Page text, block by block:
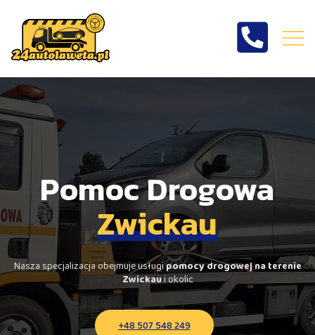
Pomoc drogowa
Zwickau
Pomoc Drogowa
Zwickau
Nasza specjalizacja obejmuje usługipomocy drogowej na terenie
Zwickaui okolic
+48 507 548 249